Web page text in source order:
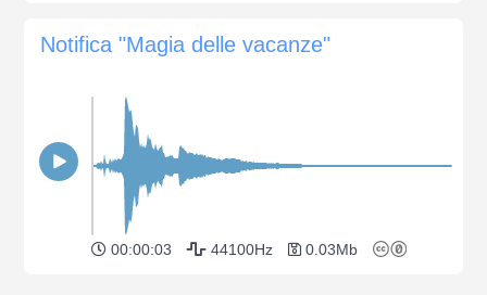
Notifica "Magia delle vacanze"
00:00:03 44100Hz 0.03Mb